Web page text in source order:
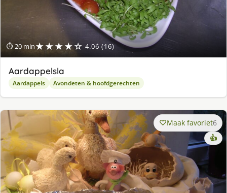
⏱ 20 min★★★★☆ 4.06 (16)
Aardappelsla
Aardappels Avondeten & hoofdgerechten
Maak favoriet6
👍